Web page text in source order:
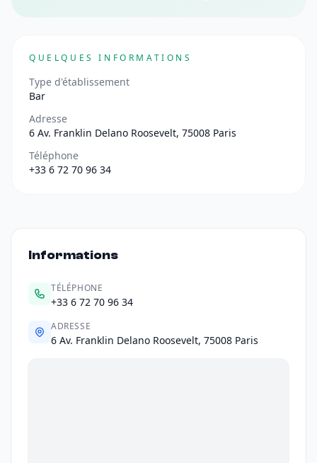
QUELQUES INFORMATIONS
Type d'établissement
Bar
Adresse
6 Av. Franklin Delano Roosevelt, 75008 Paris
Téléphone
+33 6 72 70 96 34
Informations
TÉLÉPHONE
+33 6 72 70 96 34
ADRESSE
6 Av. Franklin Delano Roosevelt, 75008 Paris